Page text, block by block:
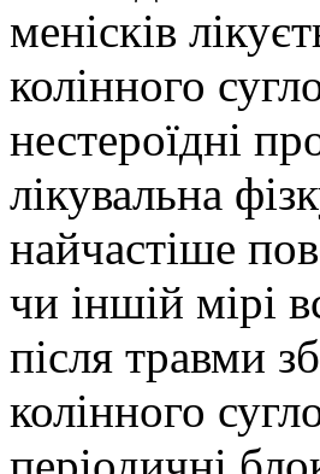
менісків
колінного
нестероїдні
лікувальна
найчастіше
чи іншій мірі
після травми
колінного